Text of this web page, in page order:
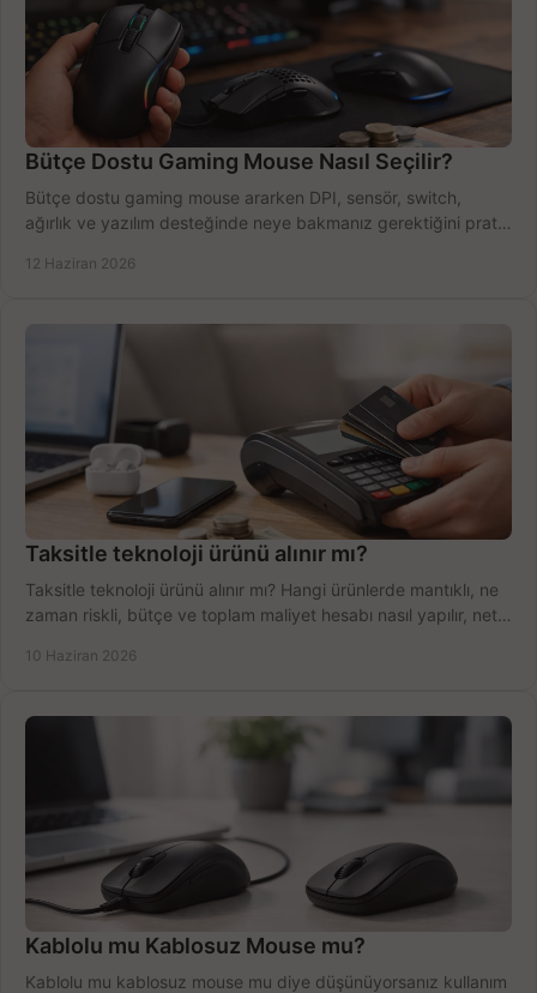
Bütçe Dostu Gaming Mouse Nasıl Seçilir?
Bütçe dostu gaming mouse ararken DPI, sensör, switch,
ağırlık ve yazılım desteğinde neye bakmanız gerektiğini pratik
12 Haziran 2026
Taksitle teknoloji ürünü alınır mı?
Taksitle teknoloji ürünü alınır mı? Hangi ürünlerde mantıklı, ne
zaman riskli, bütçe ve toplam maliyet hesabı nasıl yapılır, net
10 Haziran 2026
Kablolu mu Kablosuz Mouse mu?
Kablolu mu kablosuz mouse mu diye düşünüyorsanız kullanım